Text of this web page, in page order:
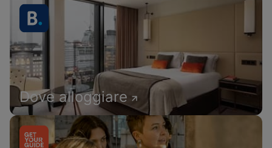
Dove alloggiare